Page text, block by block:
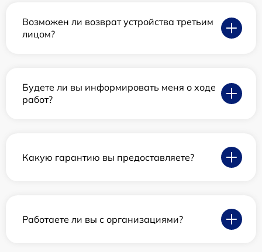
Возможен ли возврат устройства третьим
лицом?
Будете ли вы информировать меня о ходе
работ?
Какую гарантию вы предоставляете?
Работаете ли вы с организациями?